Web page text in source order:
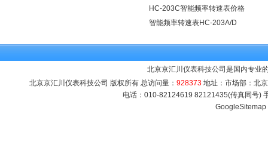
HC-203C智能频率转速表价格
智能频率转速表HC-203A/D
北京京汇川仪表科技公司是国内专业
北京京汇川仪表科技公司 版权所有 总访问量： 928373 地址：市场部：北
电话：010-82124619 82121435(传真同号)
GoogleSitemap